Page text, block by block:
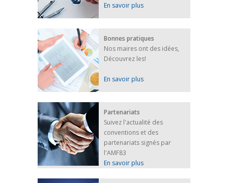
En savoir plus
Bonnes pratiques
Nos maires ont des idées,
Découvrez les!
En savoir plus
Partenariats
Suivez l'actualité des
conventions et des
partenariats signés par
l'AMF83
En savoir plus